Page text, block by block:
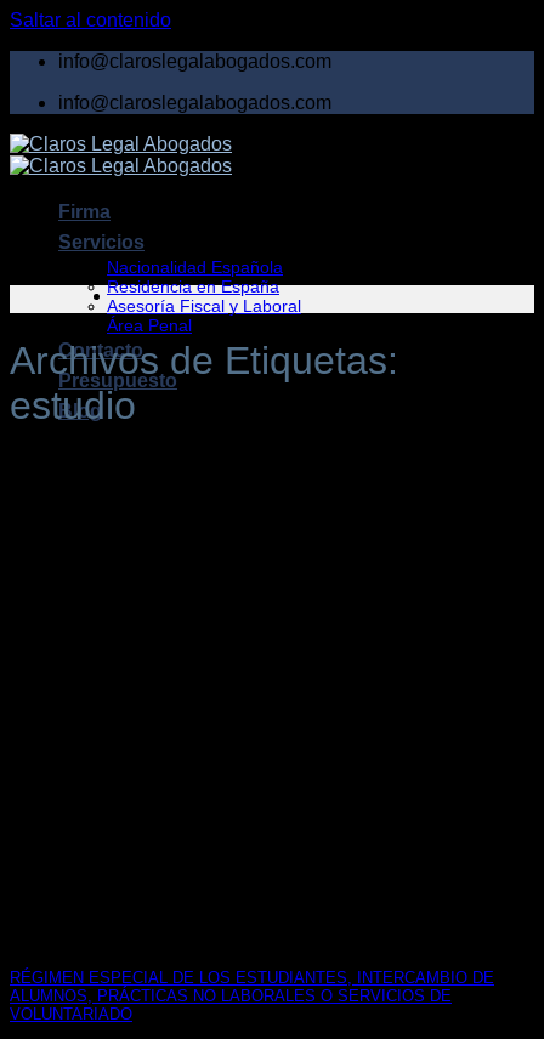
Saltar al contenido
info@claroslegalabogados.com
info@claroslegalabogados.com
Firma
Servicios
Nacionalidad Española
Residencia en España
Asesoría Fiscal y Laboral
Área Penal
Contacto
Presupuesto
Blog
Archivos de Etiquetas:
estudio
RÉGIMEN ESPECIAL DE LOS ESTUDIANTES, INTERCAMBIO DE
ALUMNOS, PRÁCTICAS NO LABORALES O SERVICIOS DE
VOLUNTARIADO